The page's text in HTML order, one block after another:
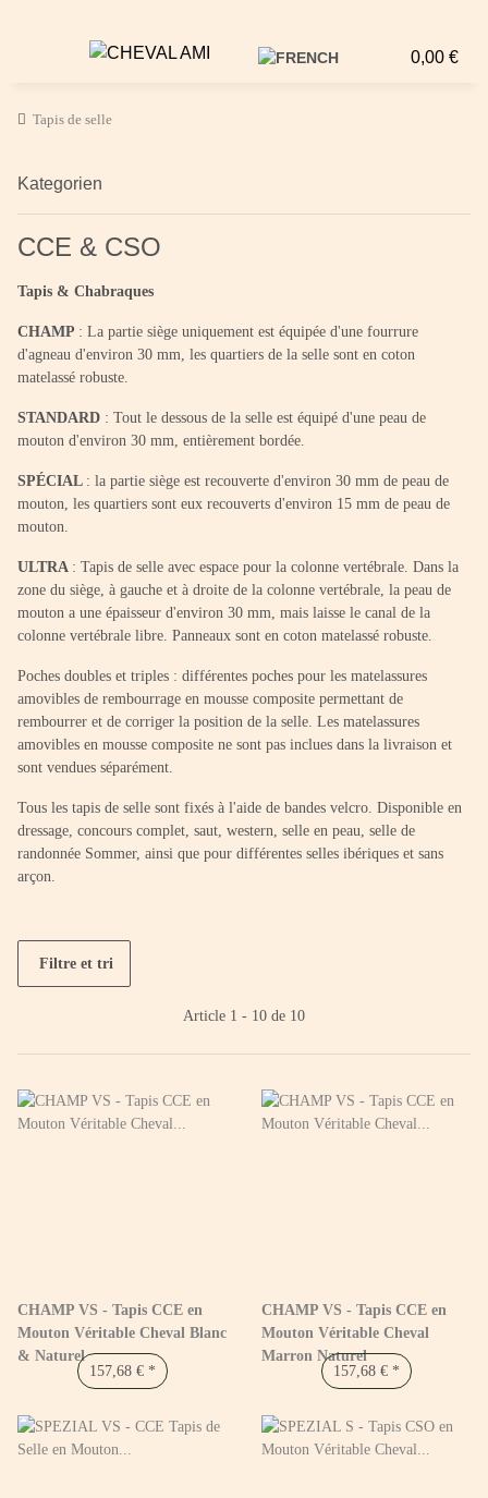
0,00 €
Tapis de selle
CCE & CSO
Tapis & Chabraques
CHAMP : La partie siège uniquement est équipée d'une fourrure
d'agneau d'environ 30 mm, les quartiers de la selle sont en coton
matelassé robuste.
STANDARD : Tout le dessous de la selle est équipé d'une peau de
mouton d'environ 30 mm, entièrement bordée.
SPÉCIAL : la partie siège est recouverte d'environ 30 mm de peau de
mouton, les quartiers sont eux recouverts d'environ 15 mm de peau de
mouton.
ULTRA : Tapis de selle avec espace pour la colonne vertébrale. Dans la
zone du siège, à gauche et à droite de la colonne vertébrale, la peau de
mouton a une épaisseur d'environ 30 mm, mais laisse le canal de la
colonne vertébrale libre. Panneaux sont en coton matelassé robuste.
Poches doubles et triples : différentes poches pour les matelassures
amovibles de rembourrage en mousse composite permettant de
rembourrer et de corriger la position de la selle. Les matelassures
amovibles en mousse composite ne sont pas inclues dans la livraison et
sont vendues séparément.
Tous les tapis de selle sont fixés à l'aide de bandes velcro. Disponible en
dressage, concours complet, saut, western, selle en peau, selle de
randonnée Sommer, ainsi que pour différentes selles ibériques et sans
arçon.
Filtre et tri
Article 1 - 10 de 10
CHAMP VS - Tapis CCE en
Mouton Véritable Cheval Blanc
& Naturel
157,68 € *
CHAMP VS - Tapis CCE en
Mouton Véritable Cheval
Marron Naturel
157,68 € *
Kategorien